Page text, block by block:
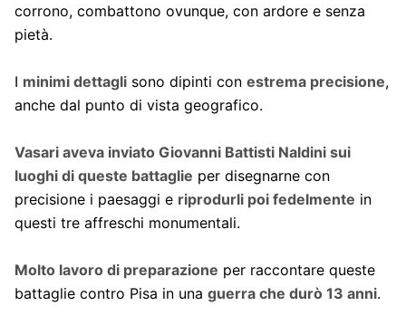
corrono, combattono ovunque, con ardore e senza
pietà.
I minimi dettaglisono dipinti con estrema precisione,
anche dal punto di vista geografico.
Vasari aveva inviato Giovanni Battisti Naldini sui
luoghi di queste battaglie per disegnarne con
precisione i paesaggi e riprodurli poi fedelmente in
questi tre affreschi monumentali.
Molto lavoro di preparazione per raccontare queste
battaglie contro Pisa in una guerra che durò 13 anni.